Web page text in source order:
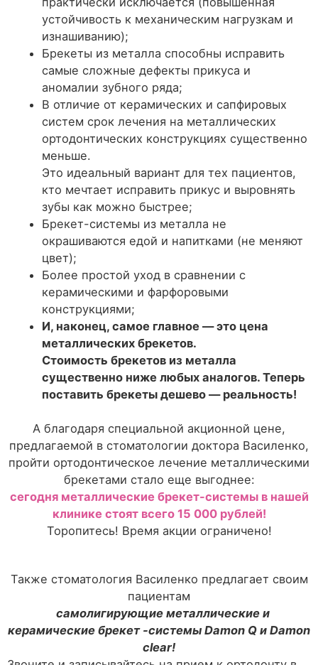
устойчивость к механическим нагрузкам и
изнашиванию);
Брекеты из металла способны исправить
самые сложные дефекты прикуса и
аномалии зубного ряда;
В отличие от керамических и сапфировых
систем срок лечения на металлических
ортодонтических конструкциях существенно
меньше.
Это идеальный вариант для тех пациентов,
кто мечтает исправить прикус и выровнять
зубы как можно быстрее;
Брекет-системы из металла не
окрашиваются едой и напитками (не меняют
цвет);
Более простой уход в сравнении с
керамическими и фарфоровыми
конструкциями;
И, наконец, самое главное — это цена
металлических брекетов.
Стоимость брекетов из металла
существенно ниже любых аналогов. Теперь
поставить брекеты дешево — реальность!
А благодаря специальной акционной цене,
предлагаемой в стоматологии доктора Василенко,
пройти ортодонтическое лечение металлическими
брекетами стало еще выгоднее:
сегодня металлические брекет-системы в нашей
клинике стоят всего 15 000 рублей!
Торопитесь! Время акции ограничено!
Также стоматология Василенко предлагает своим
пациентам
самолигирующие металлические и
керамические брекет -системы Damon Q и Damon
clear!